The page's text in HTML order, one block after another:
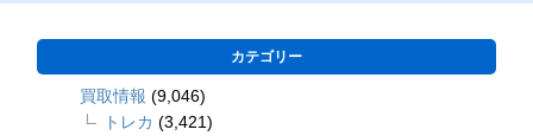
カテゴリー
買取情報 (9,046)
トレカ (3,421)